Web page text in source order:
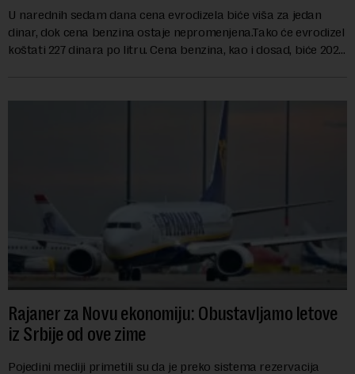
U narednih sedam dana cena evrodizela biće viša za jedan
dinar, dok cena benzina ostaje nepromenjena.Tako će evrodizel
koštati 227 dinara po litru. Cena benzina, kao i dosad, biće 202
Rajaner za Novu ekonomiju: Obustavljamo letove
iz Srbije od ove zime
Pojedini mediji primetili su da je preko sistema rezervacija